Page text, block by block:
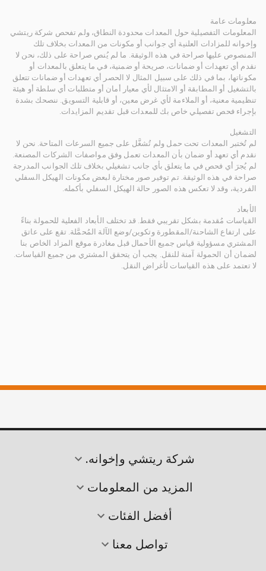
معلومات عامة
المعلومات التفصيلية حول المعدات محدودة النطاق، ولم تفحص شركة ريتشي
وإخوانه للمزادات العلنية أي جوانب أو مكونات من المعدات بخلاف تلك
المنصوص عليها صراحة في هذه الوثيقة. ما لم يُنص صراحة على ذلك، نحن لا
نقدم أي تعهدات أو ضمانات، صريحة أو ضمنية، في ما يتعلق بالمعدات أو
مكوناتها، بما في ذلك على سبيل المثال لا الحصر أي تعهدات أو ضمانات تتعلق
بالتشغيل أو المطابقة أو الامتثال لأي معيار أمان أو متطلبات أي سلطة أو هيئة
تنظيمية معنية، أو الملاءمة لأي غرض معين، أو قابلية التسويق. ننصحك بشدة
بإجراء فحص تفصيلي خاص بك للمعدات قبل تقديم المزايدات.
التشغيل
لم تُختبر المعدات تحت حمل ولم تُشغَّل على جميع السرعات المتاحة. نحن لا
نقدم أي تعهد أو ضمان بأن المعدات تعمل وفق مواصفات الشركات المصنعة.
لم يُجرَ أي فحص في ما يتعلق بأي جانب تشغيلي بخلاف تلك الجوانب المدرجة
صراحة في هذه الوثيقة. تم توفير صور مختارة لبعض مكونات الهيكل السفلي
الفردية، وقد لا تعكس هذه الصور حالة الهيكل السفلي بأكمله.
الأبعاد
القياسات مُقدمة بشكل تقريبي فقط. قد تختلف الأبعاد الفعلية للحمولة بناءً
على ارتفاع الشاحنة/المقطورة وتكوين/وضع الآلة المُحمَّلة. تقع على عاتق
المشتري مسؤولية قياس جميع الأحمال قبل مغادرة موقع المزاد الخاص بنا
لضمان أن الحمولة آمنة للنقل. يجب أن يتحقق المشتري من جميع القياسات.
لا تعتمد على هذه القياسات لأغراض النقل.
شركة ريتشي وإخوانه.
المزيد من المعلومات
أفضل الفئات
تواصل معنا